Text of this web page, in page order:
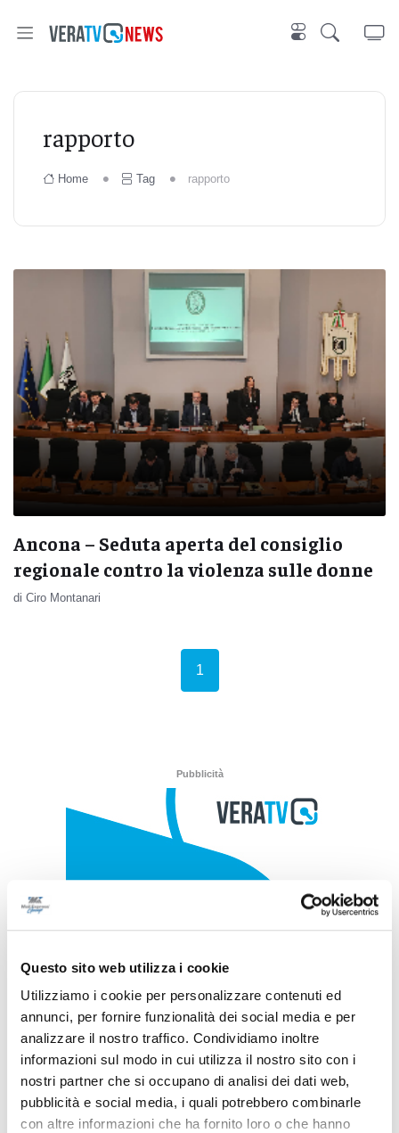
Questo sito web utilizza i cookie
Utilizziamo i cookie per personalizzare contenuti ed
annunci, per fornire funzionalità dei social media e per
analizzare il nostro traffico. Condividiamo inoltre
informazioni sul modo in cui utilizza il nostro sito con i
nostri partner che si occupano di analisi dei dati web,
pubblicità e social media, i quali potrebbero combinarle
con altre informazioni che ha fornito loro o che hanno
rapporto
Home Tag rapporto
Ancona – Seduta aperta del consiglio
regionale contro la violenza sulle donne
di Ciro Montanari
1
Pubblicità